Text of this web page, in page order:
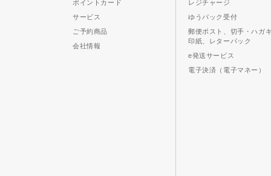
ポイントカード
サービス
ご予約商品
会社情報
レジチャージ
ゆうパック受付
郵便ポスト、切手・ハガ
印紙、レターパック
e発送サービス
電子決済（電子マネー）